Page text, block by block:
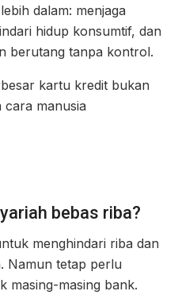
dalam: menjaga
hidup konsumtif, dan
berutang tanpa kontrol.
kartu kredit bukan
cara manusia
bebas riba?
menghindari riba dan
Namun tetap perlu
masing-masing bank.